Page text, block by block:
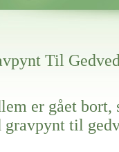
Til
er gået bort,
gravpynt til